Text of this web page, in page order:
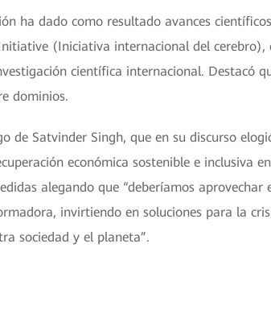
ha dado como resultado avances
(Iniciativa internacional del cerebro),
científica internacional. Destacó
dominios.
de Satvinder Singh, que en su discurso
económica sostenible e inclusiva
alegando que “deberíamos
invirtiendo en soluciones para la
sociedad y el planeta”.